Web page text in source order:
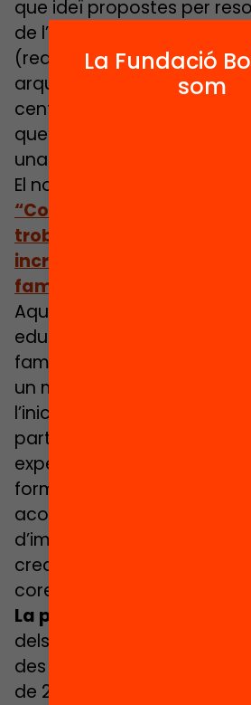
que ideï propostes per
de l’èxit de la iniciativa
(redisseny dels espais
arquitectes voluntaris)
centres participants
que el model de Crides
una potent eina
El nou repte que llencem
“Com podem redissenyar
trobada amb les famílies
incrementar el
famílies i docents?
Aquesta crida proposa als
educatius reactivar el
família i escola
un moment clau: les
l’inici de curs amb les
participants comptaran
experts en relació família-
formació i un kit
acompanyar el procés. Les
d’implementar el nou
creant noves solucions per
coresponsabilitat d’escola i
La presentació de
dels centres escolars es
des del mateix 27 d’abril
de 2017.
La Fundació
som